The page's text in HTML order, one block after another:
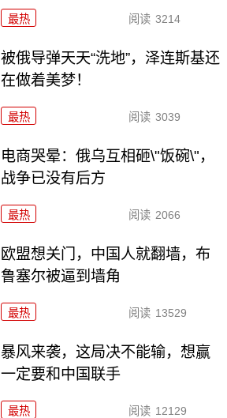
最热 阅读 3214
被俄导弹天天“洗地”，泽连斯基还
在做着美梦！
最热 阅读 3039
电商哭晕：俄乌互相砸\"饭碗\"，
战争已没有后方
最热 阅读 2066
欧盟想关门，中国人就翻墙，布
鲁塞尔被逼到墙角
最热 阅读 13529
暴风来袭，这局决不能输，想赢
一定要和中国联手
最热 阅读 12129